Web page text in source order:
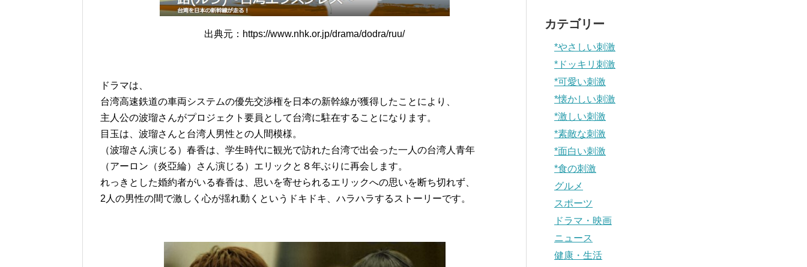
出典元：https://www.nhk.or.jp/drama/dodra/ruu/
ドラマは、
台湾高速鉄道の車両システムの優先交渉権を日本の新幹線が獲得したことにより、
主人公の波瑠さんがプロジェクト要員として台湾に駐在することになります。
目玉は、波瑠さんと台湾人男性との人間模様。
（波瑠さん演じる）春香は、学生時代に観光で訪れた台湾で出会った一人の台湾人青年
（アーロン（炎亞綸）さん演じる）エリックと８年ぶりに再会します。
れっきとした婚約者がいる春香は、思いを寄せられるエリックへの思いを断ち切れず、
2人の男性の間で激しく心が揺れ動くというドキドキ、ハラハラするストーリーです。
カテゴリー
*やさしい刺激
*ドッキリ刺激
*可愛い刺激
*懐かしい刺激
*激しい刺激
*素敵な刺激
*面白い刺激
*食の刺激
グルメ
スポーツ
ドラマ・映画
ニュース
健康・生活